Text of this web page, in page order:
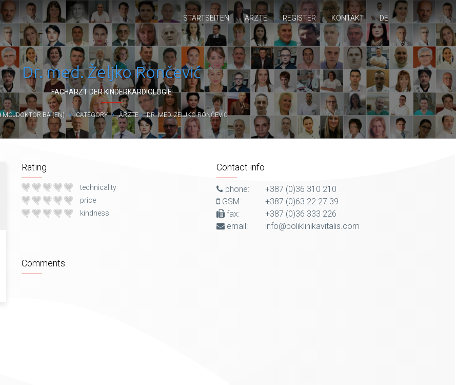
STARTSEITEN ÄRZTE REGISTER KONTAKT DE
Dr. med. Željko Rončević
FACHARZT DER KINDERKARDIOLOGIE
MOJDOKTOR.BA (EN) CATEGORY ÄRZTE DR. MED. ŽELJKO RONČEVIĆ
Rating
technicality
price
kindness
Contact info
phone:
+387 (0)36 310 210
GSM:
+387 (0)63 22 27 39
fax:
+387 (0)36 333 226
email:
info@poliklinikavitalis.com
Comments